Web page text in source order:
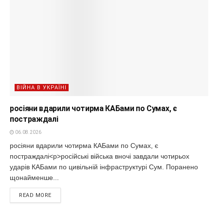
ВІЙНА В УКРАЇНІ
росіяни вдарили чотирма КАБами по Сумах, є
постраждалі
06.08.2026
росіяни вдарили чотирма КАБами по Сумах, є
постраждалі<p>російські війська вночі завдали чотирьох
ударів КАБами по цивільній інфраструктурі Сум. Поранено
щонайменше...
READ MORE